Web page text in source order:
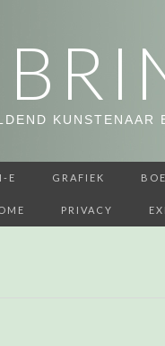
KUNSTENAAR
E GRAFIEK
PRIVACY